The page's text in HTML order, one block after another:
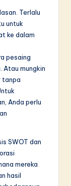
Terlalu
untuk
ke dalam
pesaing
Atau mungkin
tanpa
Anda perlu
SWOT dan
mereka
hasil